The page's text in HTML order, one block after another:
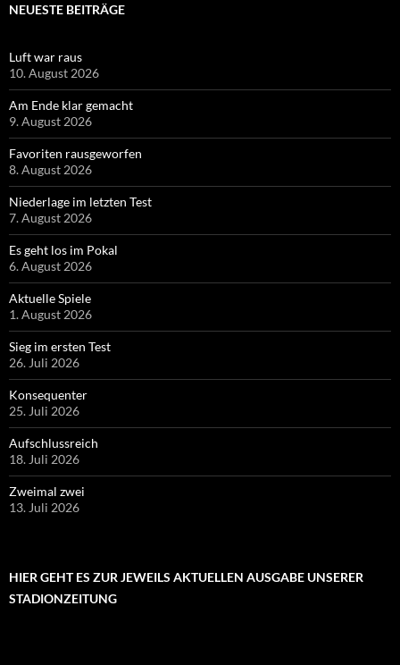
NEUESTE BEITRÄGE
Luft war raus
10. August 2026
Am Ende klar gemacht
9. August 2026
Favoriten rausgeworfen
8. August 2026
Niederlage im letzten Test
7. August 2026
Es geht los im Pokal
6. August 2026
Aktuelle Spiele
1. August 2026
Sieg im ersten Test
26. Juli 2026
Konsequenter
25. Juli 2026
Aufschlussreich
18. Juli 2026
Zweimal zwei
13. Juli 2026
HIER GEHT ES ZUR JEWEILS AKTUELLEN AUSGABE UNSERER
STADIONZEITUNG